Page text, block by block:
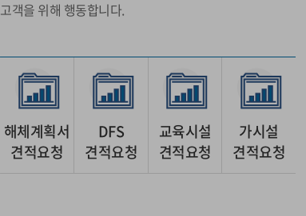
고객을 위해 행동합니다.
해체계획서
견적요청
DFS
견적요청
교육시설
견적요청
가시설
견적요청